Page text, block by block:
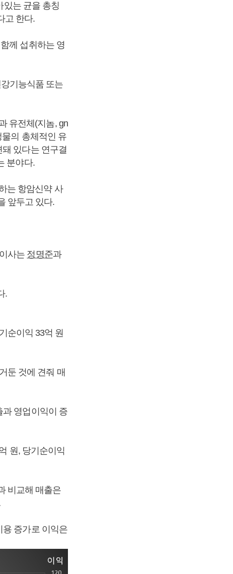
있는 균을 총칭
고 한다.
께 섭취하는 영
기능식품 또는
유전체(지놈, gn
의 총체적인 유
있다는 연구결
분야다.
는 항암신약 사
앞두고 있다.
사는 정명준과
.
순이익 33억 원
둔 것에 견줘 매
과 영업이익이 증
원, 당기순이익
비교해 매출은
용 증가로 이익은